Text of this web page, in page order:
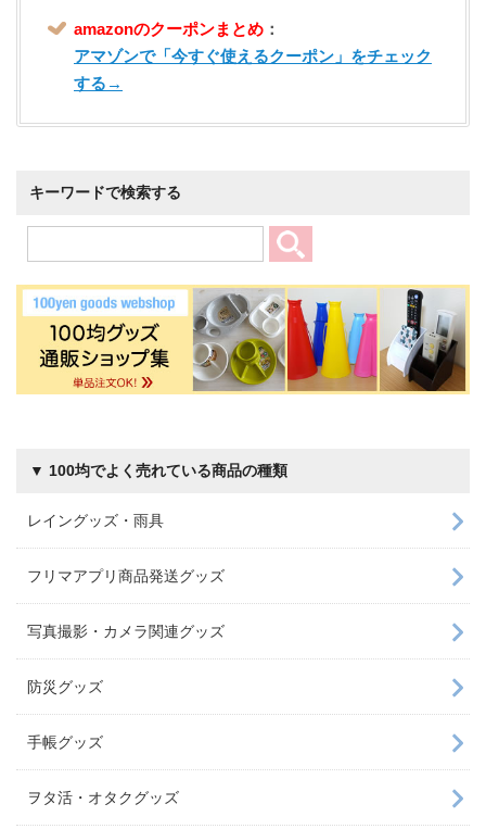
amazonのクーポンまとめ ：
アマゾンで「今すぐ使えるクーポン」をチェック
する→
キーワードで検索する
▼ 100均でよく売れている商品の種類
レイングッズ・雨具
フリマアプリ商品発送グッズ
写真撮影・カメラ関連グッズ
防災グッズ
手帳グッズ
ヲタ活・オタクグッズ